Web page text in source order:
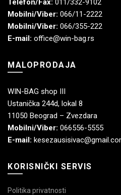
Mobilni/Viber: 066/11-2222
Mobilni/Viber: 066/355-222
E-mail: office@win-bag.rs
MALOPRODAJA
WIN-BAG shop III
Ustanička 244d, lokal 8
11050 Beograd – Zvezdara
Mobilni/Viber: 066556-5555
E-mail:
KORISNIČKI SERVIS
Politika privatnosti